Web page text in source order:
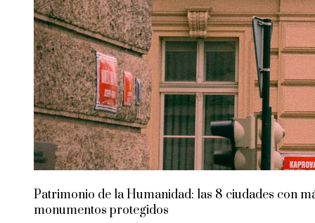
Patrimonio de la Humanidad: las 8 ciudades con
monumentos protegidos